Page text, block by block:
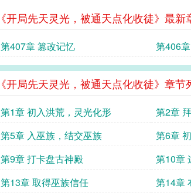
《开局先天灵光，被通天点化收徒》最新
第407章 篡改记忆 第406
《开局先天灵光，被通天点化收徒》章节
第1章 初入洪荒，灵光化形 第2章
第5章 入巫族，结交巫族
第6章
第9章 打卡盘古神殿
第10章
第13章 取得巫族信任
第14章